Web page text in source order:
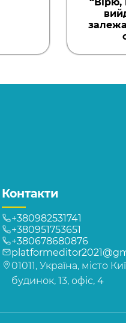
Контакти
+380982531741
+380951753651
+380678680876
01011, Україна, місто
будинок, 13, офіс, 4